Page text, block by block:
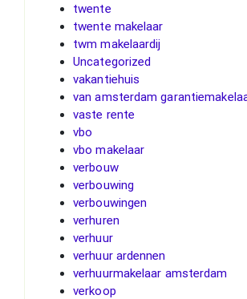
twente
twente makelaar
twm makelaardij
Uncategorized
vakantiehuis
van amsterdam
vaste rente
vbo
vbo makelaar
verbouw
verbouwing
verbouwingen
verhuren
verhuur
verhuur ardennen
verhuurmakelaar amsterdam
verkoop